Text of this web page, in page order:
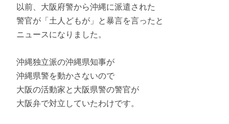
以前、大阪府警から沖縄に派遣された
警官が「土人どもが」と暴言を言ったと
ニュースになりました。
沖縄独立派の沖縄県知事が
沖縄県警を動かさないので
大阪の活動家と大阪県警の警官が
大阪弁で対立していたわけです。